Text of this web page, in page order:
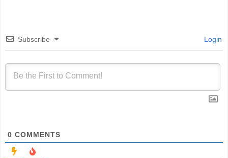
Subscribe Login
0 COMMENTS